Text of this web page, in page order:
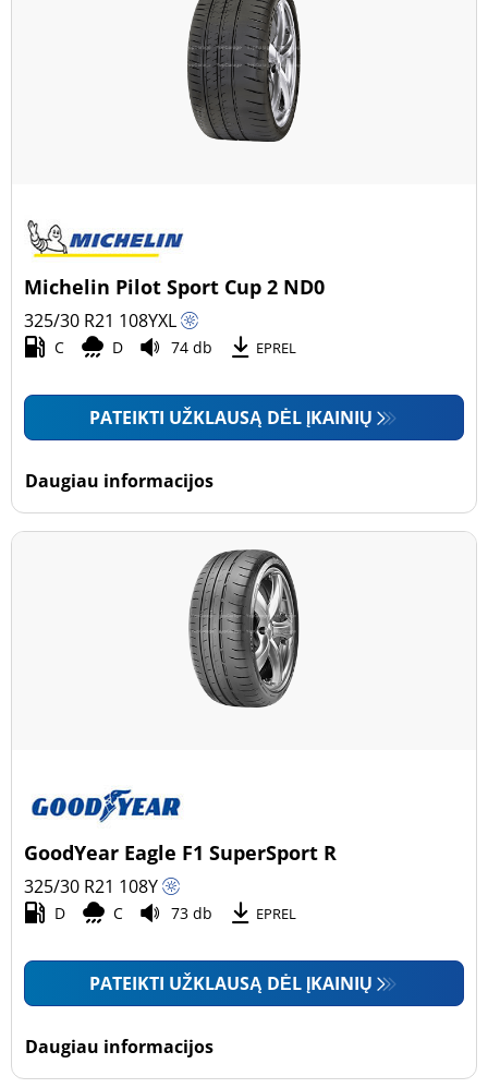
Michelin Pilot Sport Cup 2 ND0
325/30 R21 108YXL
C D 74 db EPREL
PATEIKTI UŽKLAUSĄ DĖL ĮKAINIŲ
Daugiau informacijos
GoodYear Eagle F1 SuperSport R
325/30 R21 108Y
D C 73 db EPREL
PATEIKTI UŽKLAUSĄ DĖL ĮKAINIŲ
Daugiau informacijos